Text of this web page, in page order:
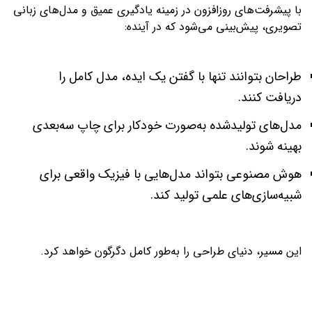
با پیشرفت‌های روزافزون در زمینه یادگیری عمیق و مدل‌های زبانی
تصویری، پیش‌بینی می‌شود که در آینده:
طراحان بتوانند تنها با گفتن یک ایده، مدل کامل را
دریافت کنند.
مدل‌های تولیدشده به‌صورت خودکار برای چاپ سه‌بعدی
بهینه شوند.
هوش مصنوعی بتواند مدل‌هایی با فیزیک واقعی برای
شبیه‌سازی‌های علمی تولید کند.
این مسیر، دنیای طراحی را به‌طور کامل دگرگون خواهد کرد.